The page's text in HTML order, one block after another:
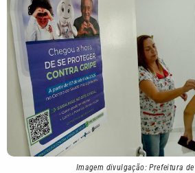
Imagem divulgação: Prefeitura